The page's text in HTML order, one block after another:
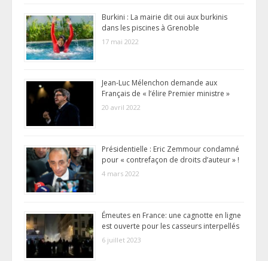
Burkini : La mairie dit oui aux burkinis
dans les piscines à Grenoble
17 mai 2022
Jean-Luc Mélenchon demande aux
Français de « l’élire Premier ministre »
20 avril 2022
Présidentielle : Eric Zemmour condamné
pour « contrefaçon de droits d’auteur » !
4 mars 2022
Émeutes en France: une cagnotte en ligne
est ouverte pour les casseurs interpellés
6 juillet 2023